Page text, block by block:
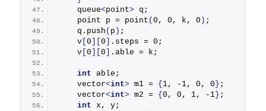
    queue
<point> q;
    point p =
point (0, 0, k, 0 ) ;
    q.
push ( p ) ;
    v
[0 ][0 . steps = 0;
    v
[0 ][0 .able = k;
int able;
    vector
<int> m1 = { 1, -1, 0, 0 } ;
    vector
<int> m2 = {0, 0, 1, -1 } ;
int x, y;